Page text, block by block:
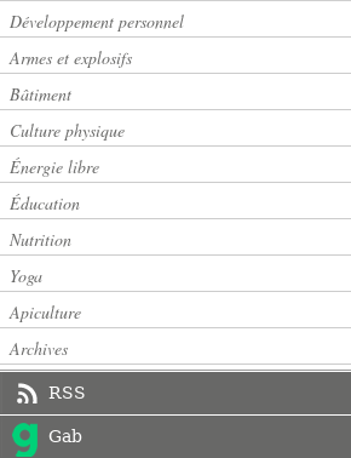
Développement personnel
Armes et explosifs
Bâtiment
Culture physique
Énergie libre
Éducation
Nutrition
Yoga
Apiculture
Archives
RSS
Gab